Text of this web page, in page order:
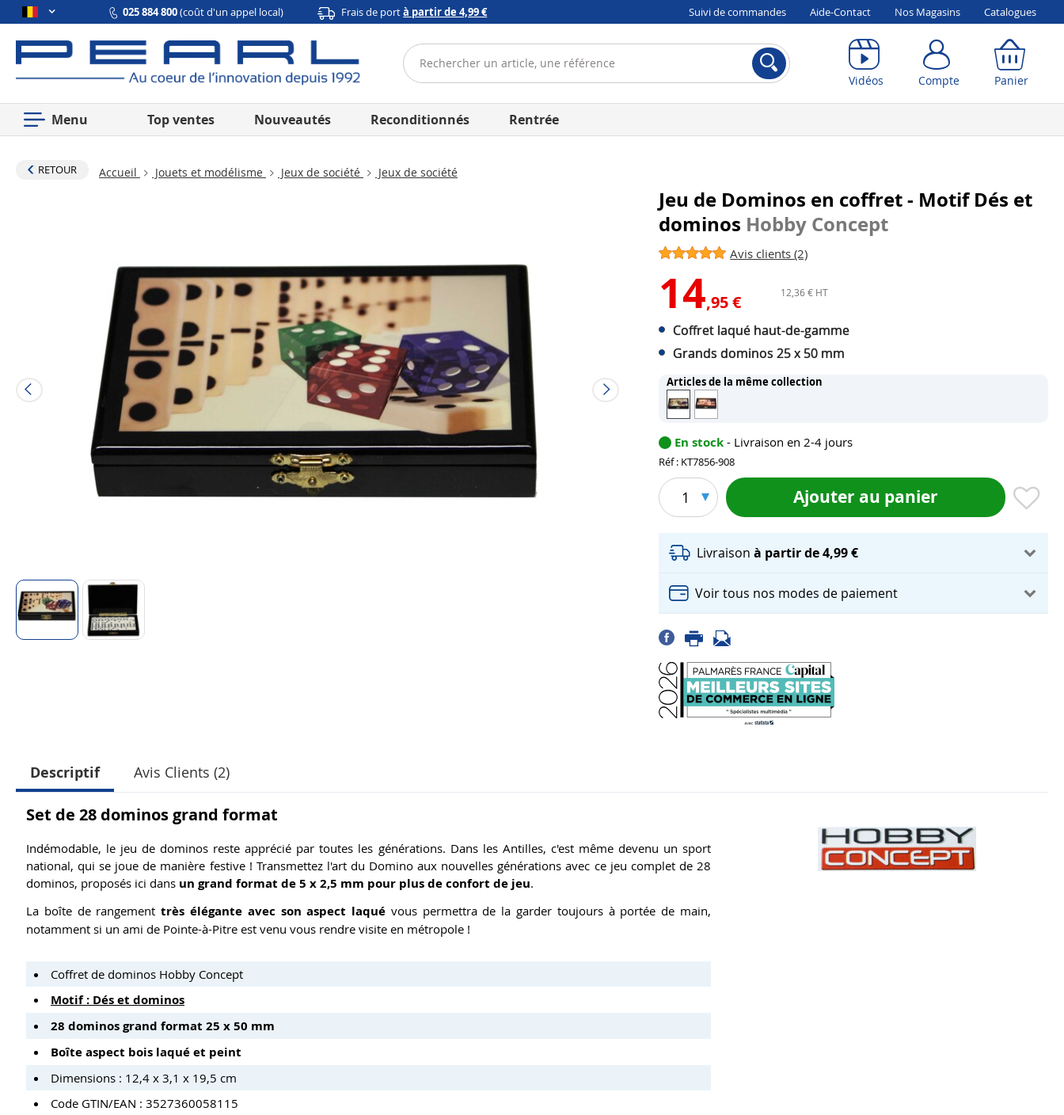
025 884 800(coût d'un appel local) Frais de portà partir de 4,99 € Suivi de commandes Aide-Contact Nos Magasins Catalogues
Vidéos Compte Panier
Menu Top ventes Nouveautés Reconditionnés Rentrée
RETOUR Accueil Jouets et modélisme Jeux de société Jeux de société
Jeu de Dominos en coffret - Motif Dés et
dominos Hobby Concept
Avis clients (2)
14,95 € 12,36 € HT
Coffret laqué haut-de-gamme
Grands dominos 25 x 50 mm
Articles de la même collection
En stock - Livraison en 2-4 jours
Réf : KT7856-908
1 Ajouter au panier
Livraisonà partir de 4,99 €
Voir tous nos modes de paiement
Descriptif Avis Clients (2)
Set de 28 dominos grand format
Indémodable, le jeu de dominos reste apprécié par toutes les générations. Dans les Antilles, c'est même devenu un sport
national, qui se joue de manière festive ! Transmettez l'art du Domino aux nouvelles générations avec ce jeu complet de 28
dominos, proposés ici dans un grand format de 5 x 2,5 mm pour plus de confort de jeu.
La boîte de rangementtrès élégante avec son aspect laqué vous permettra de la garder toujours à portée de main,
notamment si un ami de Pointe-à-Pitre est venu vous rendre visite en métropole !
Coffret de dominos Hobby Concept
Motif : Dés et dominos
28 dominos grand format 25 x 50 mm
Boîte aspect bois laqué et peint
Dimensions : 12,4 x 3,1 x 19,5 cm
Code GTIN/EAN : 3527360058115
Compte Panier